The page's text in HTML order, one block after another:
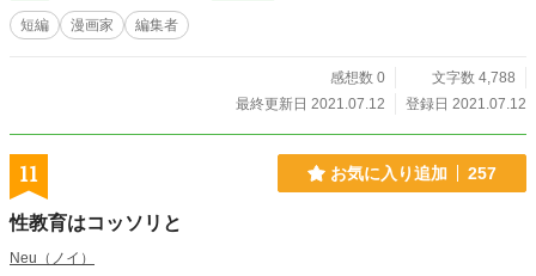
短編 漫画家 編集者
感想数 0
文字数 4,788
最終更新日 2021.07.12
登録日 2021.07.12
11 お気に入り追加 257
性教育はコッソリと
Neu（ノイ）